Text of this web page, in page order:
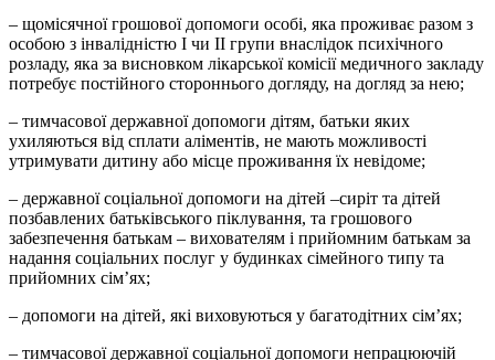
– щомісячної грошової допомоги особі, яка проживає разом з
особою з інвалідністю I чи II групи внаслідок психічного
розладу, яка за висновком лікарської комісії медичного закладу
потребує постійного стороннього догляду, на догляд за нею;
– тимчасової державної допомоги дітям, батьки яких
ухиляються від сплати аліментів, не мають можливості
утримувати дитину або місце проживання їх невідоме;
– державної соціальної допомоги на дітей –сиріт та дітей
позбавлених батьківського піклування, та грошового
забезпечення батькам – вихователям і прийомним батькам за
надання соціальних послуг у будинках сімейного типу та
прийомних сім’ях;
– допомоги на дітей, які виховуються у багатодітних сім’ях;
– тимчасової державної соціальної допомоги непрацюючій